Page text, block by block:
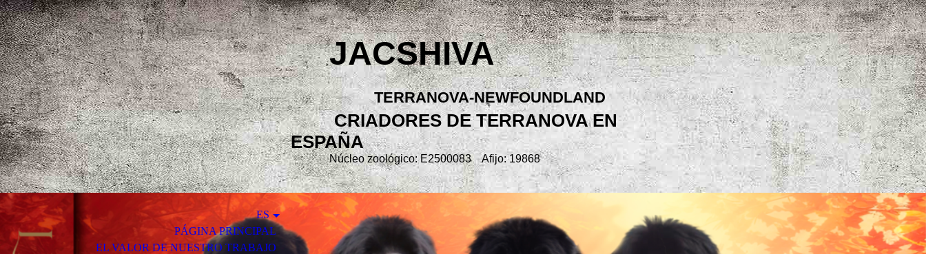
JACSHIVA
TERRANOVA-NEWFOUNDLAND
CRIADORES DE TERRANOVA EN
ESPAÑA
Núcleo zoológico: E2500083 Afijo: 19868
ES
PÁGINA PRINCIPAL
EL VALOR DE NUESTRO TRABAJO